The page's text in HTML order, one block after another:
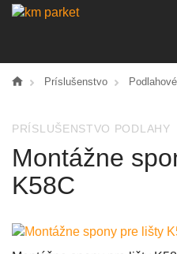
Príslušenstvo
PRÍSLUŠENSTVO PODLAHY
Montážne
K58C